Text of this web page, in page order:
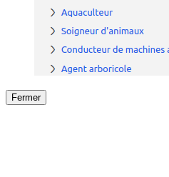
Fermer